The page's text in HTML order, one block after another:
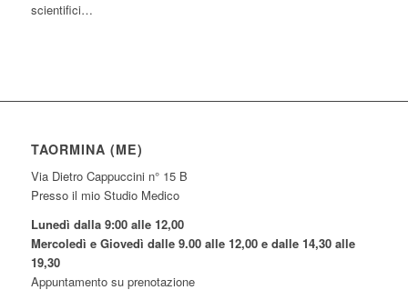
scientifici…
TAORMINA (ME)
Via Dietro Cappuccini n° 15 B
Presso il mio Studio Medico
Lunedì dalla 9:00 alle 12,00
Mercoledì e Giovedì dalle 9.00 alle 12,00 e dalle 14,30 alle
19,30
Appuntamento su prenotazione